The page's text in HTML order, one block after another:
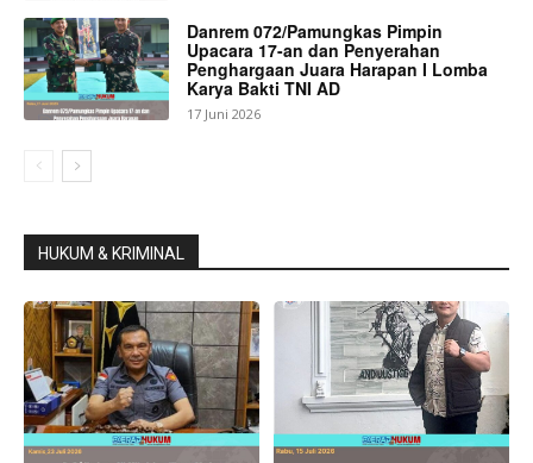
Danrem 072/Pamungkas Pimpin
Upacara 17-an dan Penyerahan
Penghargaan Juara Harapan I Lomba
Karya Bakti TNI AD
17 Juni 2026
HUKUM & KRIMINAL